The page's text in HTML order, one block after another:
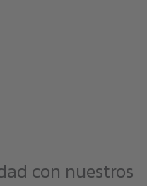
con nuestros